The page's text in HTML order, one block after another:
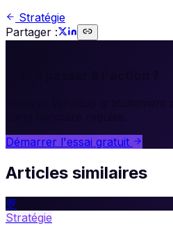
Stratégie
Partager :
Essayez Whakup
Démarrer l'essai gratuit
Articles similaires
💬
Stratégie